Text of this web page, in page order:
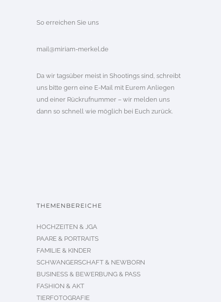
So erreichen Sie uns
mail@miriam-merkel.de
Da wir tagsüber meist in Shootings sind, schreibt
uns bitte gern eine E-Mail mit Eurem Anliegen
und einer Rückrufnummer – wir melden uns
dann so schnell wie möglich bei Euch zurück.
THEMENBEREICHE
HOCHZEITEN & JGA
PAARE & PORTRAITS
FAMILIE & KINDER
SCHWANGERSCHAFT & NEWBORN
BUSINESS & BEWERBUNG & PASS
FASHION & AKT
TIERFOTOGRAFIE